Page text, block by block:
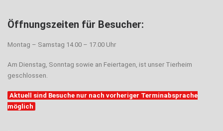
Öffnungszeiten für Besucher:
Montag – Samstag 14.00 – 17.00 Uhr
Am Dienstag, Sonntag sowie an Feiertagen, ist unser Tierheim
geschlossen.
Aktuell sind Besuche nur nach vorheriger Terminabsprache
möglich